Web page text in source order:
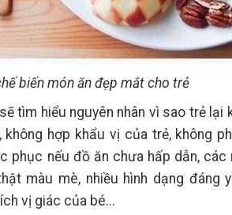
biến món ăn đẹp mắt cho trẻ
tìm hiểu nguyên nhân vì sao trẻ
không hợp khẩu vị của trẻ, không
phục nếu đồ ăn chưa hấp dẫn,
màu mè, nhiều hình dạng đáng
vị giác của bé...